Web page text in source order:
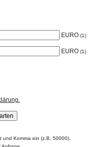
EURO (1)
EURO (1)
Komma ein (z.B. 50000).